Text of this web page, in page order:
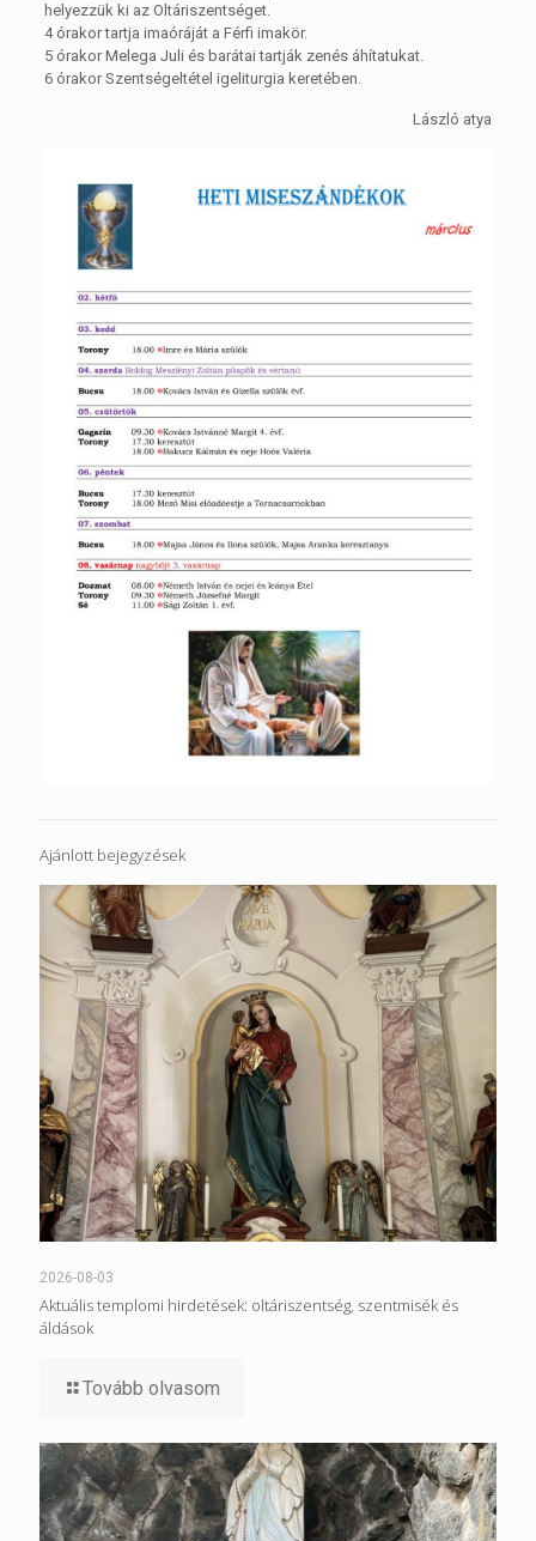
helyezzük ki az Oltáriszentséget.
4 órakor tartja imaóráját a Férfi imakör.
5 órakor Melega Juli és barátai tartják zenés áhítatukat.
6 órakor Szentségeltétel igeliturgia keretében.
László atya
Ajánlott bejegyzések
2026-08-03
Aktuális templomi hirdetések: oltáriszentség, szentmisék és
áldások
Tovább olvasom